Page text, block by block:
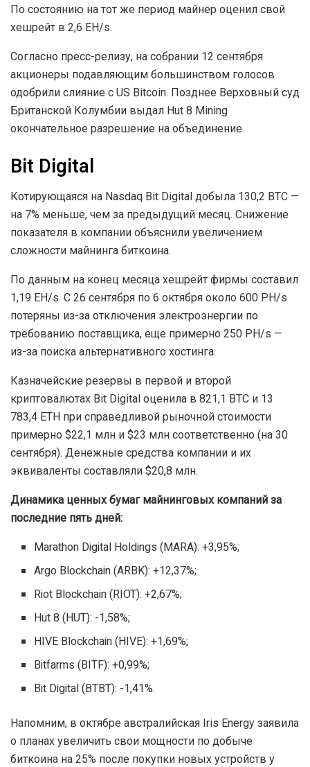
По состоянию на тот же период майнер оценил свой
хешрейт в 2,6 EH/s.
Согласно пресс-релизу, на собрании 12 сентября
акционеры подавляющим большинством голосов
одобрили слияние с US Bitcoin. Позднее Верховный суд
Британской Колумбии выдал Hut 8 Mining
окончательное разрешение на объединение.
Bit Digital
Котирующаяся на Nasdaq Bit Digital добыла 130,2 BTC —
на 7% меньше, чем за предыдущий месяц. Снижение
показателя в компании объяснили увеличением
сложности майнинга биткоина.
По данным на конец месяца хешрейт фирмы составил
1,19 EH/s. С 26 сентября по 6 октября около 600 PH/s
потеряны из-за отключения электроэнергии по
требованию поставщика, еще примерно 250 PH/s —
из-за поиска альтернативного хостинга.
Казначейские резервы в первой и второй
криптовалютах Bit Digital оценила в 821,1 BTC и 13
783,4 ETH при справедливой рыночной стоимости
примерно $22,1 млн и $23 млн соответственно (на 30
сентября). Денежные средства компании и их
эквиваленты составляли $20,8 млн.
Динамика ценных бумаг майнинговых компаний за
последние пять дней:
Marathon Digital Holdings (MARA): +3,95%;
Argo Blockchain (ARBK): +12,37%;
Riot Blockchain (RIOT): +2,67%;
Hut 8 (HUT): -1,58%;
HIVE Blockchain (HIVE): +1,69%;
Bitfarms (BITF): +0,99%;
Bit Digital (BTBT): -1,41%.
Напомним, в октябре австралийская Iris Energy заявила
о планах увеличить свои мощности по добыче
биткоина на 25% после покупки новых устройств у